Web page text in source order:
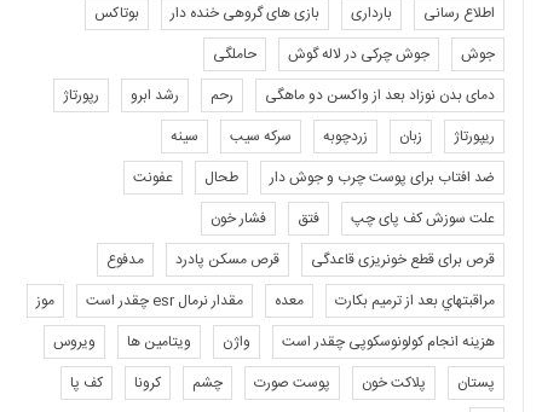
اطلاع رسانی
بارداری بازی های گروهی خنده دار
بوتاکس
جوش
جوش چرکی در لاله گوش
حاملگی
دمای بدن نوزاد بعد از واکسن دو ماهگی
رحم رشد ابرو
رپورتاژ
ریپورتاژ
زبان زردچوبه سرکه سیب
سینه
ضد افتاب برای پوست چرب و جوش دار
طحال
عفونت
علت سوزش کف پای چپ
فتق
فشار خون
قرص برای قطع خونریزی قاعدگی
قرص مسکن پادرد
مدفوع
مراقبتهاي بعد از ترميم بكارت
معده مقدار نرمال esr چقدر است
موز
هزینه انجام کولونوسکوپی چقدر است
واژن ویتامین ها
ویروس
پستان
پلاکت خون پوست صورت چشم کرونا کف پا